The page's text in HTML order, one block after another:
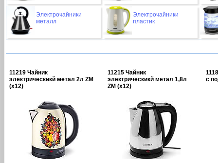
Электрочайники
металл
Электрочайники
пластик
11219 Чайник
электрическикй метал 2л ZM
(х12)
11215 Чайник
электрическикй метал 1,8л
ZM (х12)
с